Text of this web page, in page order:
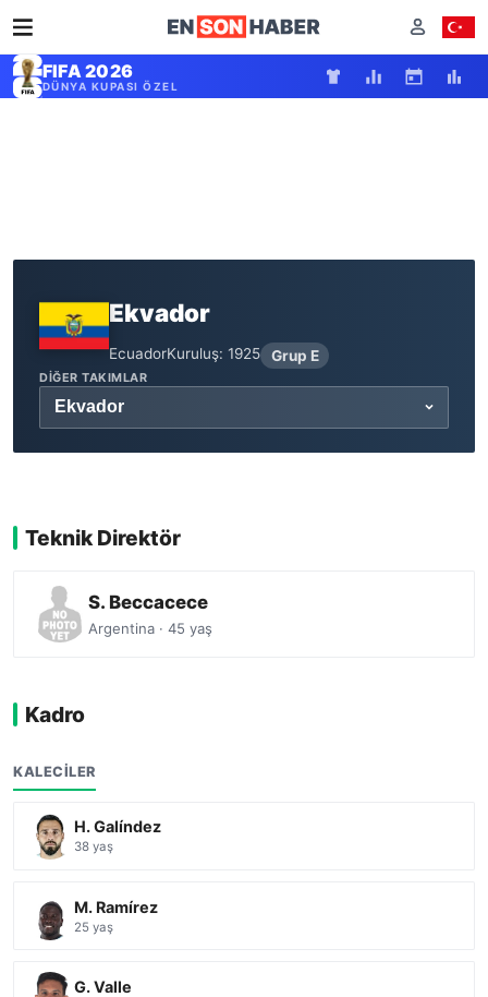
FIFA 2026
DÜNYA KUPASI ÖZEL
Ekvador
EcuadorKuruluş: 1925 Grup E
DIĞER TAKIMLAR
Teknik Direktör
S. Beccacece
Argentina · 45 yaş
Kadro
KALECILER
H. Galíndez
38 yaş
M. Ramírez
25 yaş
G. Valle